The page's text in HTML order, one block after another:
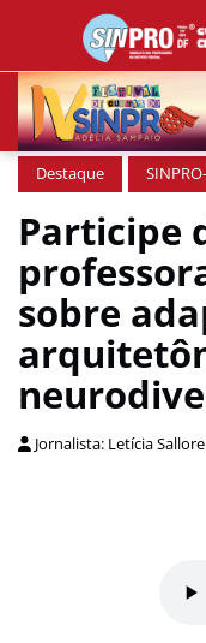
Destaque
Participe
sobre
Jornalista: Letícia